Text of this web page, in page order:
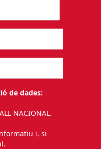
de dades:
NACIONAL.
i, si